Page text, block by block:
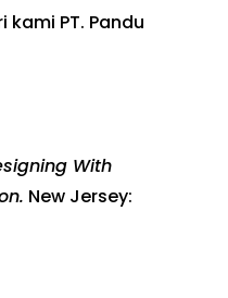
kami PT. Pandu
With
New Jersey: